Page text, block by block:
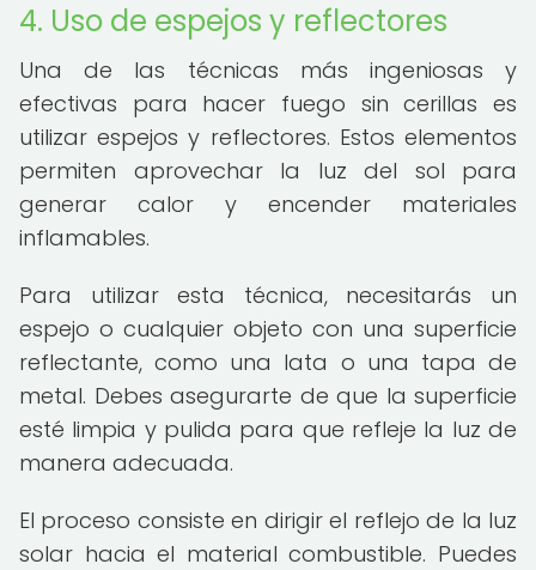
4. Uso de espejos y reflectores
Una de las técnicas más ingeniosas y
efectivas para hacer fuego sin cerillas es
utilizar espejos y reflectores. Estos elementos
permiten aprovechar la luz del sol para
generar calor y encender materiales
inflamables.
Para utilizar esta técnica, necesitarás un
espejo o cualquier objeto con una superficie
reflectante, como una lata o una tapa de
metal. Debes asegurarte de que la superficie
esté limpia y pulida para que refleje la luz de
manera adecuada.
El proceso consiste en dirigir el reflejo de la luz
solar hacia el material combustible. Puedes